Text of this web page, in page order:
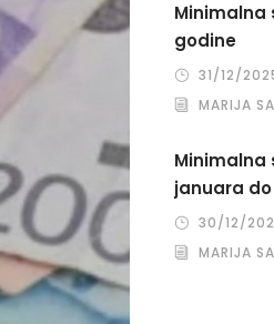
Minimalna
godine
31/12/
MARIJA
Minimalna
januara
30/12/
MARIJA